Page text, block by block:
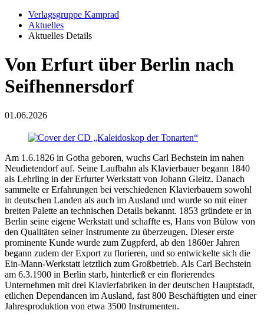
Verlagsgruppe Kamprad
Aktuelles
Aktuelles Details
Von Erfurt über Berlin nach
Seifhennersdorf
01.06.2026
Am 1.6.1826 in Gotha geboren, wuchs Carl Bechstein im nahen
Neudietendorf auf. Seine Laufbahn als Klavierbauer begann 1840
als Lehrling in der Erfurter Werkstatt von Johann Gleitz. Danach
sammelte er Erfahrungen bei verschiedenen Klavierbauern sowohl
in deutschen Landen als auch im Ausland und wurde so mit einer
breiten Palette an technischen Details bekannt. 1853 gründete er in
Berlin seine eigene Werkstatt und schaffte es, Hans von Bülow von
den Qualitäten seiner Instrumente zu überzeugen. Dieser erste
prominente Kunde wurde zum Zugpferd, ab den 1860er Jahren
begann zudem der Export zu florieren, und so entwickelte sich die
Ein-Mann-Werkstatt letztlich zum Großbetrieb. Als Carl Bechstein
am 6.3.1900 in Berlin starb, hinterließ er ein florierendes
Unternehmen mit drei Klavierfabriken in der deutschen Hauptstadt,
etlichen Dependancen im Ausland, fast 800 Beschäftigten und einer
Jahresproduktion von etwa 3500 Instrumenten.